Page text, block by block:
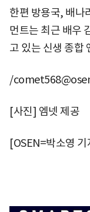
한편 방용국, 배나
먼트는 최근 배우
고 있는 신생 종합
/
[사진] 엠넷 제공
[OSEN=박소영 기